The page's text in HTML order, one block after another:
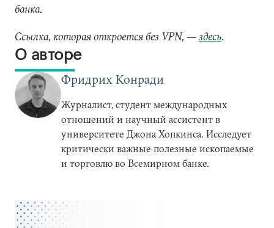
банка.
Ссылка, которая откроется без VPN, —здесь.
О авторе
Фридрих Конради
Журналист, студент международных
отношений и научный ассистент в
университете Джона Хопкинса. Исследует
критически важные полезные ископаемые
и торговлю во Всемирном банке.